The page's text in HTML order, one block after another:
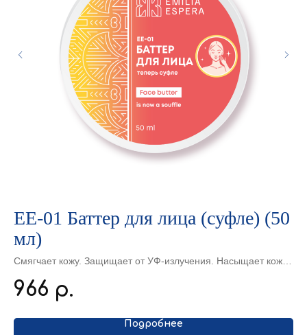
ЕЕ-01 Баттер для лица (суфле) (50
мл)
Смягчает кожу. Защищает от УФ-излучения. Насыщает кожу
Придает гладкость коже и предотвращает появление
морщинок.
966 р.
Подробнее